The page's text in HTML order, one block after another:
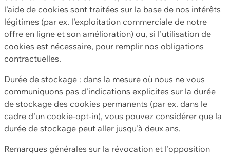
l'aide de cookies sont traitées sur la base de nos intérêts
légitimes (par ex. l'exploitation commerciale de notre
offre en ligne et son amélioration) ou, si l'utilisation de
cookies est nécessaire, pour remplir nos obligations
contractuelles.
Durée de stockage : dans la mesure où nous ne vous
communiquons pas d'indications explicites sur la durée
de stockage des cookies permanents (par ex. dans le
cadre d'un cookie-opt-in), vous pouvez considérer que la
durée de stockage peut aller jusqu'à deux ans.
Remarques générales sur la révocation et l'opposition